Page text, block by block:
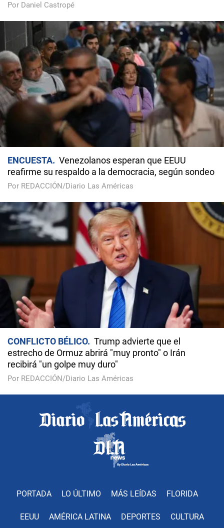
Por Daniel Castropé
ENCUESTA
Venezolanos esperan que EEUU
reafirme su respaldo a la democracia, según sondeo
Por REDACCIÓN/Diario Las Américas
CONFLICTO BÉLICO
Trump advierte que el
estrecho de Ormuz abrirá "muy pronto" o Irán
recibirá "un golpe muy duro"
Por REDACCIÓN/Diario Las Américas
PORTADA LO ÚLTIMO MÁS LEÍDAS FLORIDA
EEUU AMÉRICA LATINA DEPORTES CULTURA